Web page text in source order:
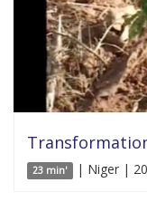
23 min' | Niger |